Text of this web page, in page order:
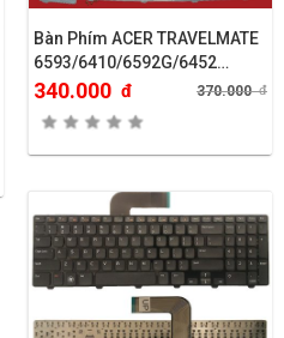
Bàn Phím ACER TRAVELMATE
6593/6410/6592G/6452…
340.000 đ 370.000đ